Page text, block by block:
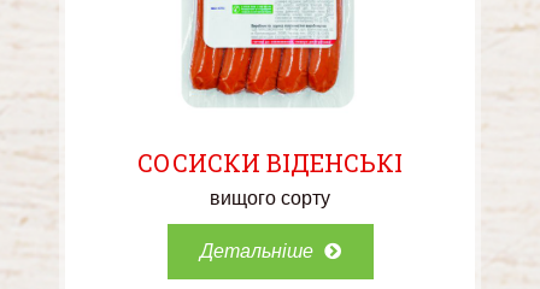
СОСИСКИ ВІДЕНСЬКІ
вищого сорту
Детальніше